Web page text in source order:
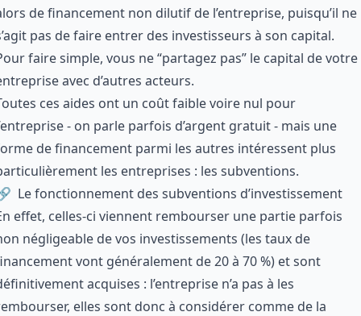
de financement non dilutif de l’entreprise, puisqu’il ne
pas defaire entrer des investisseurs à son capital.
faire simple, vous ne “partagez pas” le capital de votre
avec d’autres acteurs.
ces aides ont un coût faible voire nul pour
- on parle parfois d’argent gratuit - mais une
de financement parmi les autres intéressent plus
les entreprises : les subventions.
Le fonctionnement des subventions d’investissement
effet, celles-ci viennent rembourser une partie parfois
négligeable de vos investissements (les taux de
vont généralement de 20 à 70 %) et sont
acquises : l’entreprise n’a pas à les
elles sont donc à considérer comme de la